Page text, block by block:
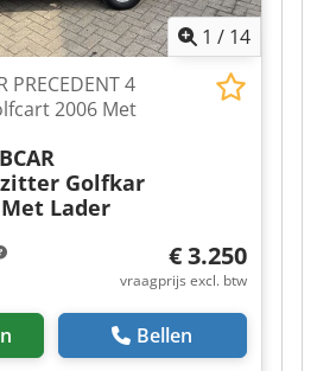
1 / 14
PRECEDENT 4
2006 Met
zitter Golfkar
Lader
€ 3.250
vraagprijs excl. btw
Bellen